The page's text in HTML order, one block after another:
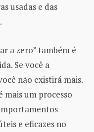
usadas e das
a zero” também é
Se você a
não existirá mais.
mais um processo
e eficazes no